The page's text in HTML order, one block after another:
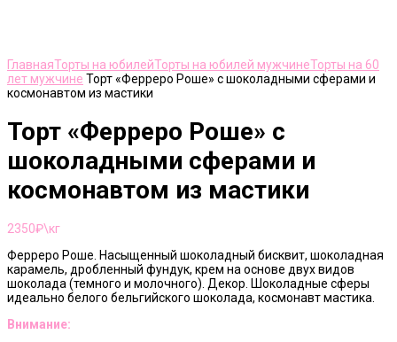
ГлавнаяТорты на юбилейТорты на юбилей мужчинеТорты на 60
лет мужчине Торт «Ферреро Роше» с шоколадными сферами и
космонавтом из мастики
Торт «Ферреро Роше» с
шоколадными сферами и
космонавтом из мастики
2350₽\кг
Ферреро Роше. Насыщенный шоколадный бисквит, шоколадная
карамель, дробленный фундук, крем на основе двух видов
шоколада (темного и молочного). Декор. Шоколадные сферы
идеально белого бельгийского шоколада, космонавт мастика.
Внимание: